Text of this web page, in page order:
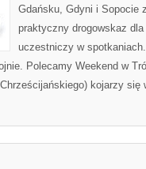
Gdańsku, Gdyni i Sopocie
praktyczny drogowskaz
uczestniczy w
Polecamy Weekend w
kojarzy się